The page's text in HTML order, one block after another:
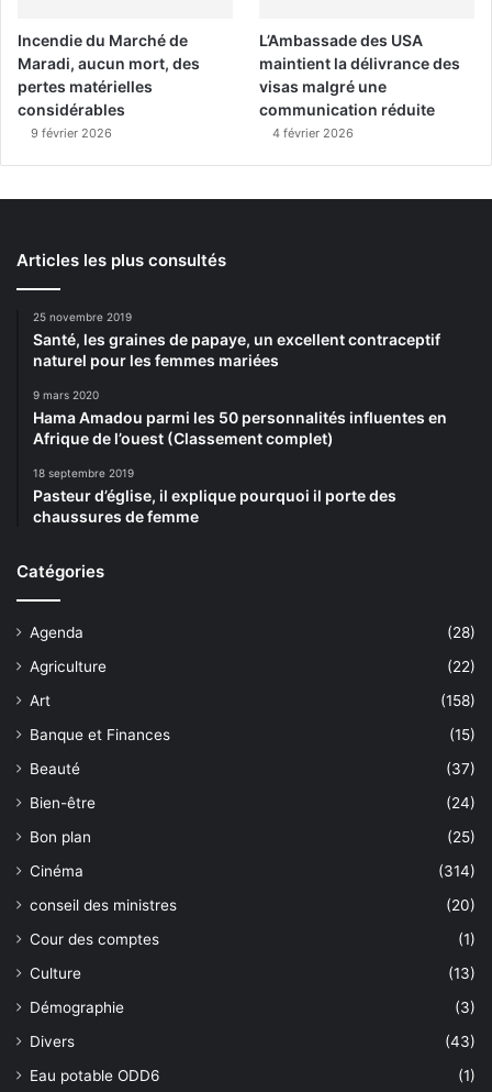
Incendie du Marché de
Maradi, aucun mort, des
pertes matérielles
considérables
9 février 2026
L’Ambassade des USA
maintient la délivrance des
visas malgré une
communication réduite
4 février 2026
Articles les plus consultés
25 novembre 2019
Santé, les graines de papaye, un excellent contraceptif
naturel pour les femmes mariées
9 mars 2020
Hama Amadou parmi les 50 personnalités influentes en
Afrique de l’ouest (Classement complet)
18 septembre 2019
Pasteur d’église, il explique pourquoi il porte des
chaussures de femme
Catégories
Agenda
(28)
Agriculture
(22)
Art
(158)
Banque et Finances
(15)
Beauté
(37)
Bien-être
(24)
Bon plan
(25)
Cinéma
(314)
conseil des ministres
(20)
Cour des comptes
(1)
Culture
(13)
Démographie
(3)
Divers
(43)
Eau potable ODD6
(1)